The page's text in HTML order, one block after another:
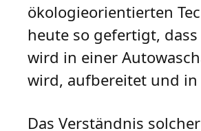
ökologieorientierten
heute so gefertigt,
wird in einer
wird, aufbereitet und
Das Verständnis